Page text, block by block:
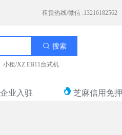
租赁热线/微信 :13216182562
搜索
小租/XZ EB11台式机
企业入驻 芝麻信用免